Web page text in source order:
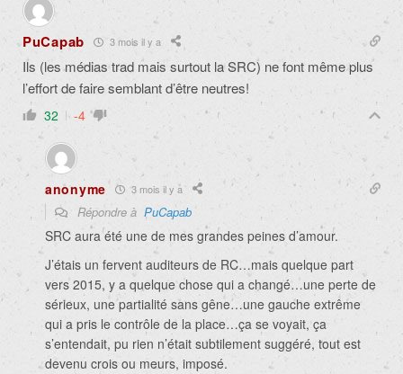
PuCapab 3 mois il y a
Ils (les médias trad mais surtout la SRC) ne font même plus
l’effort de faire semblant d’être neutres!
32 -4
anonyme 3 mois il y a
Répondre à PuCapab
SRC aura été une de mes grandes peines d’amour.
J’étais un fervent auditeurs de RC…mais quelque part
vers 2015, y a quelque chose qui a changé…une perte de
sérieux, une partialité sans gêne…une gauche extrême
qui a pris le contrôle de la place…ça se voyait, ça
s’entendait, pu rien n’était subtilement suggéré, tout est
devenu crois ou meurs, imposé.